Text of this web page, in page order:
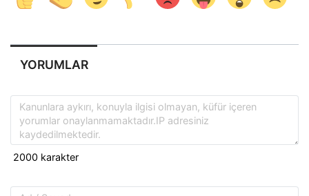
YORUMLAR